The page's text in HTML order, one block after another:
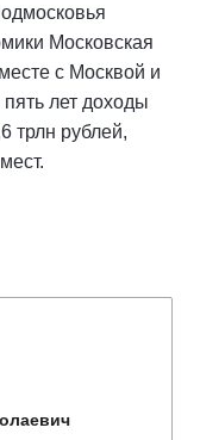
Московская
с Москвой и
лет доходы
трлн рублей,